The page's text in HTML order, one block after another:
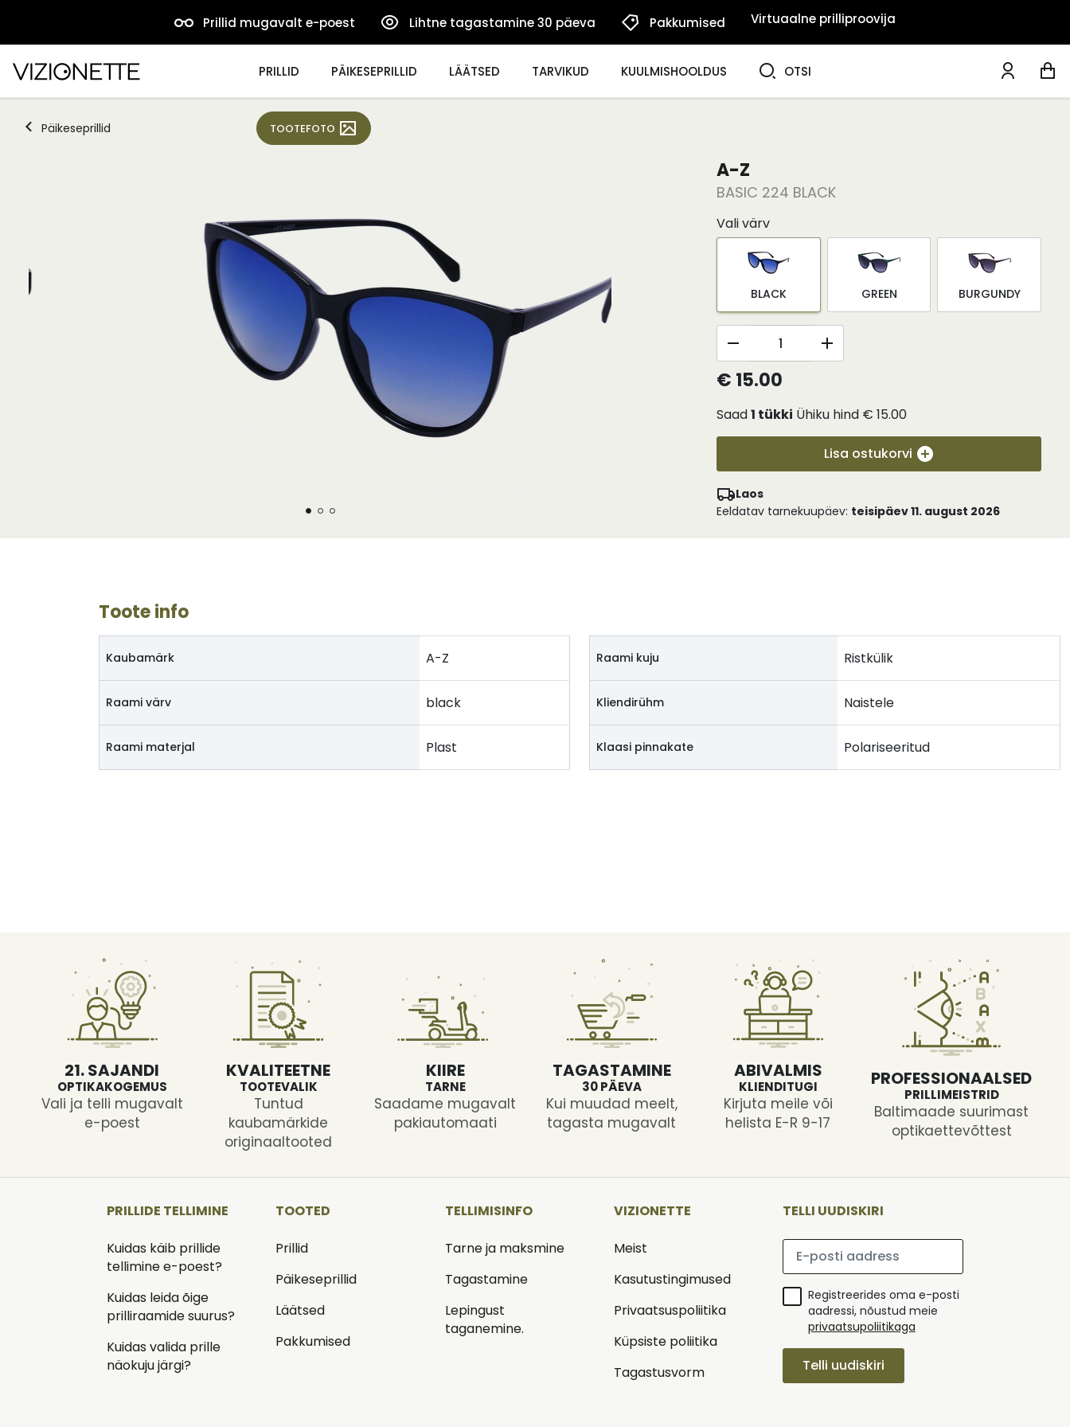
Prillid mugavalt e-poest Lihtne tagastamine 30 päeva Pakkumised Virtuaalne prilliproovija
PRILLID PÄIKESEPRILLID LÄÄTSED TARVIKUD KUULMISHOOLDUS OTSI
Päikeseprillid TOOTEFOTO
A-Z
BASIC 224 BLACK
Vali värv
BLACK GREEN BURGUNDY
€ 15.00
Saad1 tükki Ühiku hind € 15.00
Lisa ostukorvi
Laos
Eeldatav tarnekuupäev: teisipäev 11. august 2026
Toote info
Kaubamärk A-Z
Raami värv black
Raami materjal Plast
Raami kuju Ristkülik
Kliendirühm Naistele
Klaasi pinnakate Polariseeritud
21. SAJANDI
OPTIKAKOGEMUS
Vali ja telli mugavalt
e-poest
KVALITEETNE
TOOTEVALIK
Tuntud
kaubamärkide
originaaltooted
KIIRE
TARNE
Saadame mugavalt
pakiautomaati
TAGASTAMINE
30 PÄEVA
Kui muudad meelt,
tagasta mugavalt
ABIVALMIS
KLIENDITUGI
Kirjuta meile või
helista E-R 9-17
PROFESSIONAALSED
PRILLIMEISTRID
Baltimaade suurimast
optikaettevõttest
PRILLIDE TELLIMINE
Kuidas käib prillide
tellimine e-poest?
Kuidas leida õige
prilliraamide suurus?
Kuidas valida prille
näokuju järgi?
TOOTED
Prillid
Päikeseprillid
Läätsed
Pakkumised
TELLIMISINFO
Tarne ja maksmine
Tagastamine
Lepingust
taganemine.
VIZIONETTE
Meist
Kasutustingimused
Privaatsuspoliitika
Küpsiste poliitika
Tagastusvorm
TELLI UUDISKIRI
Palun sisesta e-posti aadress
Registreerides oma e-posti
aadressi, nõustud meie
privaatsupoliitikaga
Telli uudiskiri